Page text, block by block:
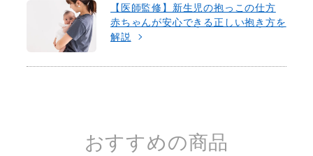
【医師監修】新生児の抱っこの仕方
赤ちゃんが安心できる正しい抱き方を
解説
おすすめの商品